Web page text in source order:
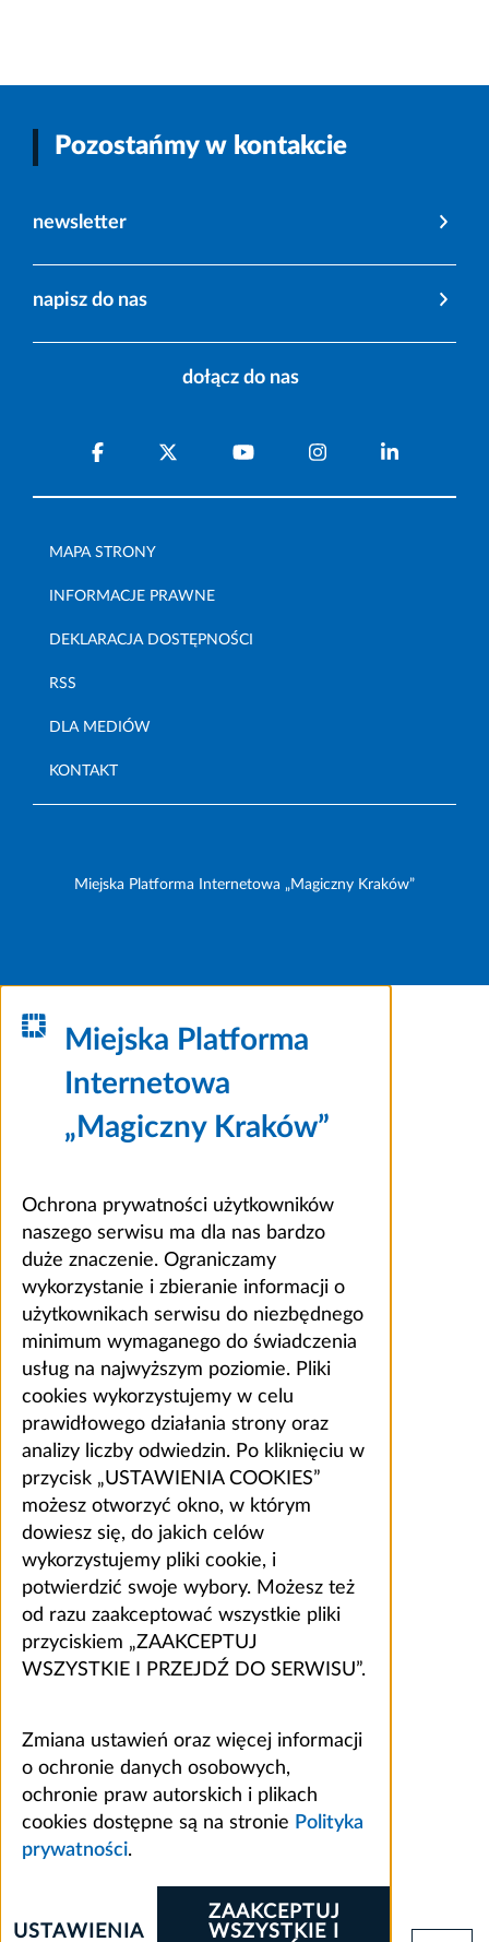
Pozostańmy w kontakcie
newsletter
napisz do nas
dołącz do nas
MAPA STRONY
INFORMACJE PRAWNE
DEKLARACJA DOSTĘPNOŚCI
RSS
DLA MEDIÓW
KONTAKT
Miejska Platforma Internetowa „Magiczny Kraków”
Miejska Platforma
Internetowa
„Magiczny Kraków”
Ochrona prywatności użytkowników
naszego serwisu ma dla nas bardzo
duże znaczenie. Ograniczamy
wykorzystanie i zbieranie informacji o
użytkownikach serwisu do niezbędnego
minimum wymaganego do świadczenia
usług na najwyższym poziomie. Pliki
cookies wykorzystujemy w celu
prawidłowego działania strony oraz
analizy liczby odwiedzin. Po kliknięciu w
przycisk „USTAWIENIA COOKIES”
możesz otworzyć okno, w którym
dowiesz się, do jakich celów
wykorzystujemy pliki cookie, i
potwierdzić swoje wybory. Możesz też
od razu zaakceptować wszystkie pliki
przyciskiem „ZAAKCEPTUJ
WSZYSTKIE I PRZEJDŹ DO SERWISU”.
Zmiana ustawień oraz więcej informacji
o ochronie danych osobowych,
ochronie praw autorskich i plikach
cookies dostępne są na stronie Polityka
prywatności.
ZAAKCEPTUJ
WSZYSTKIE I
USTAWIENIA